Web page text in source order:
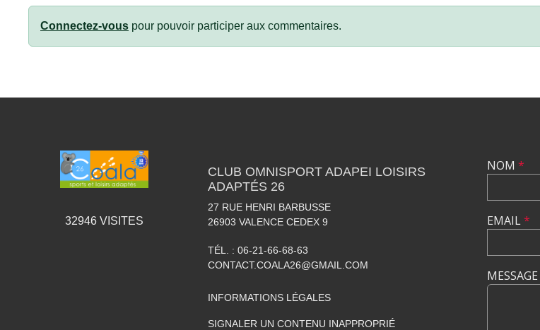
Connectez-vous pour pouvoir participer aux commentaires.
32946VISITES
CLUB OMNISPORT ADAPEI LOISIRS
ADAPTÉS 26
27 RUE HENRI BARBUSSE
26903 VALENCE CEDEX 9
TÉL. : 06-21-66-68-63
CONTACT.COALA26@GMAIL.COM
INFORMATIONS LÉGALES
SIGNALER UN CONTENU INAPPROPRIÉ
NOM *
EMAIL*
MESSAGE